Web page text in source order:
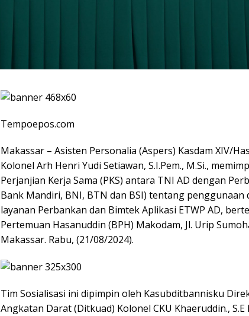
Tempoepos.com
Makassar – Asisten Personalia (Aspers) Kasdam XIV/
Kolonel Arh Henri Yudi Setiawan, S.I.Pem., M.Si.,
Perjanjian Kerja Sama (PKS) antara TNI AD dengan
Bank Mandiri, BNI, BTN dan BSI) tentang penggunaan
layanan Perbankan dan Bimtek Aplikasi ETWP AD,
Pertemuan Hasanuddin (BPH) Makodam, Jl. Urip
Makassar. Rabu, (21/08/2024).
Tim Sosialisasi ini dipimpin oleh Kasubditbannisku
Angkatan Darat (Ditkuad) Kolonel CKU Khaeruddin., S.E